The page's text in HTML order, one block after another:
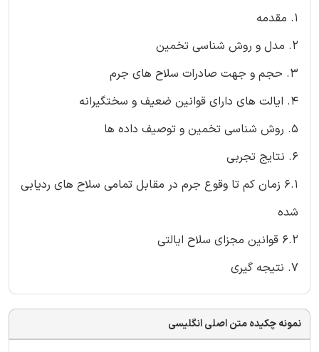
1. مقدمه
2. مدل و روش شناسی تخمین
3. حجم و جهت صادرات سلاح های جرم
4. ایالت های دارای قوانین ضعیف و سختگیرانه
5. روش شناسی تخمین و توصیف داده ها
6. نتایج تجربی
6.1 زمان کم تا وقوع جرم در مقابل تمامی سلاح های ردیابی
شده
6.2 قوانین مجزای سلاح ایالتی
7. نتیجه گیری
نمونه چکیده متن اصلی انگلیسی